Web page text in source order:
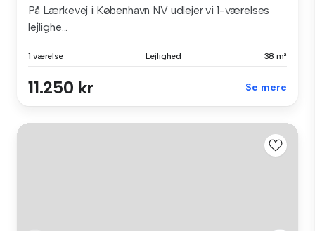
På Lærkevej i København NV udlejer vi 1-værelses
lejlighe...
1 værelse Lejlighed 38 m²
11.250 kr Se mere